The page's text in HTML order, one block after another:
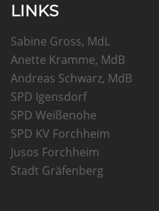
LINKS
Sabine Gross, MdL
Anette Kramme, MdB
Andreas Schwarz, MdB
SPD Igensdorf
SPD Weißenohe
SPD KV Forchheim
Jusos Forchheim
Stadt Gräfenberg